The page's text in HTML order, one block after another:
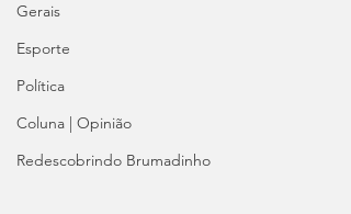
Gerais
Esporte
Política
Coluna | Opinião
Redescobrindo Brumadinho